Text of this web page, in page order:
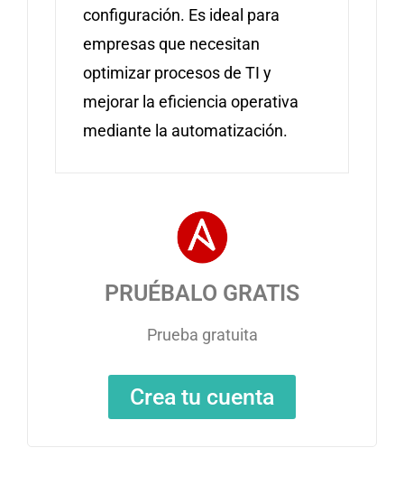
configuración. Es ideal para
empresas que necesitan
optimizar procesos de TI y
mejorar la eficiencia operativa
mediante la automatización.
PRUÉBALO GRATIS
Prueba gratuita
Crea tu cuenta